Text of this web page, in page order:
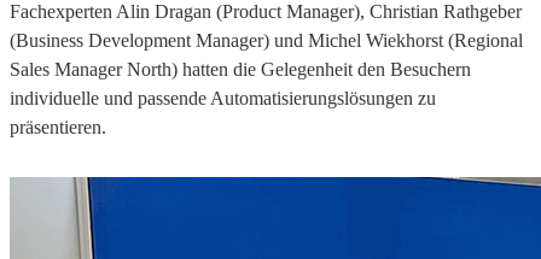
Fachexperten Alin Dragan (Product Manager), Christian Rathgeber
(Business Development Manager) und Michel Wiekhorst (Regional
Sales Manager North) hatten die Gelegenheit den Besuchern
individuelle und passende Automatisierungslösungen zu
präsentieren.